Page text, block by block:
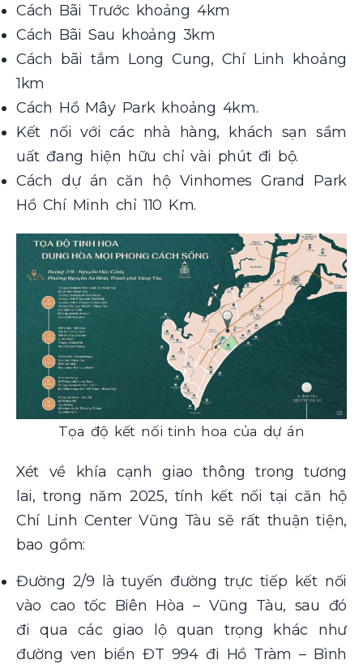
Cách Bãi Trước khoảng 4km
Cách Bãi Sau khoảng 3km
Cách bãi tắm Long Cung, Chí Linh khoảng
1km
Cách Hồ Mây Park khoảng 4km.
Kết nối với các nhà hàng, khách sạn sầm
uất đang hiện hữu chỉ vài phút đi bộ.
Cách dự án căn hộ Vinhomes Grand Park
Hồ Chí Minh chỉ 110 Km.
Tọa độ kết nối tinh hoa của dự án
Xét về khía cạnh giao thông trong tương
lai, trong năm 2025, tính kết nối tại căn hộ
Chí Linh Center Vũng Tàu sẽ rất thuận tiện,
bao gồm:
Đường 2/9 là tuyến đường trực tiếp kết nối
vào cao tốc Biên Hòa – Vũng Tàu, sau đó
đi qua các giao lộ quan trọng khác như
đường ven biển ĐT 994 đi Hồ Tràm – Bình